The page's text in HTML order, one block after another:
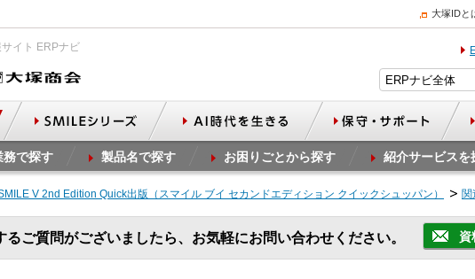
大塚IDと
イト ERPナビ
務で探す 製品名で探す お困りごとから探す 紹介サービスを
V 2nd Edition Quick出版（スマイル ブイ セカンドエディション クイックシュッパン） 関
ご質問がございましたら、お気軽にお問い合わせください。 資